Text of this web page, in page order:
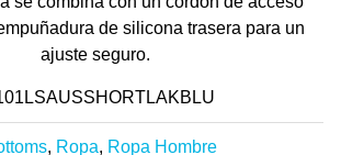
de silicona trasera para un
ajuste seguro.
, Ropa, Ropa Hombre